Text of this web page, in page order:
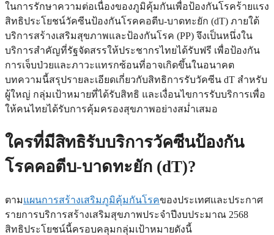
ในการรักษาความต่อเนื่องของภูมิคุ้มกันเพื่อป้องกันโรคร้ายแรง
สิทธิประโยชน์วัคซีนป้องกันโรคคอตีบ-บาดทะยัก (dT) ภายใต้
บริการสร้างเสริมสุขภาพและป้องกันโรค (PP) จึงเป็นหนึ่งใน
บริการสำคัญที่รัฐจัดสรรให้ประชากรไทยได้รับฟรี เพื่อป้องกัน
การเจ็บป่วยและภาวะแทรกซ้อนที่อาจเกิดขึ้นในอนาคต
บทความนี้สรุปรายละเอียดเกี่ยวกับสิทธิการรับวัคซีน dT สำหรับ
ผู้ใหญ่ กลุ่มเป้าหมายที่ได้รับสิทธิ และเงื่อนไขการรับบริการเพื่อ
ให้คนไทยได้รับการคุ้มครองสุขภาพอย่างสม่ำเสมอ
ใครที่มีสิทธิรับบริการวัคซีนป้องกัน
โรคคอตีบ-บาดทะยัก (dT)?
ตามแผนการสร้างเสริมภูมิคุ้มกันโรคของประเทศและประกาศ
รายการบริการสร้างเสริมสุขภาพประจำปีงบประมาณ 2568
สิทธิประโยชน์นี้ครอบคลุมกลุ่มเป้าหมายดังนี้